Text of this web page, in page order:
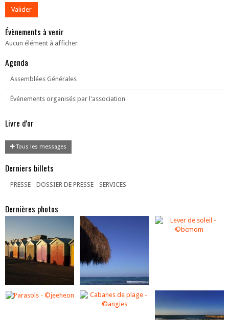
Évènements à venir
Aucun élément à afficher
Agenda
Assemblées Générales
Événements organisés par l'association
Livre d'or
Tous les messages
Derniers billets
PRESSE - DOSSIER DE PRESSE - SERVICES
Dernières photos